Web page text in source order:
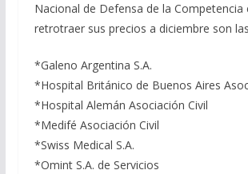
Nacional de Defensa de la Competencia
retrotraer sus precios a diciembre son
*Galeno Argentina S.A.
*Hospital Británico de Buenos Aires
*Hospital Alemán Asociación Civil
*Medifé Asociación Civil
*Swiss Medical S.A.
*Omint S.A. de Servicios